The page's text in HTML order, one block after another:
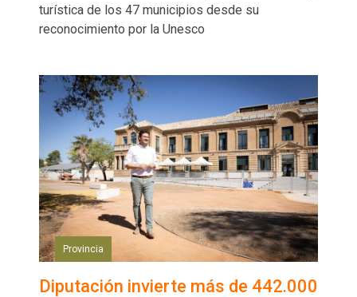
turística de los 47 municipios desde su
reconocimiento por la Unesco
Provincia
Diputación invierte más de 442.000